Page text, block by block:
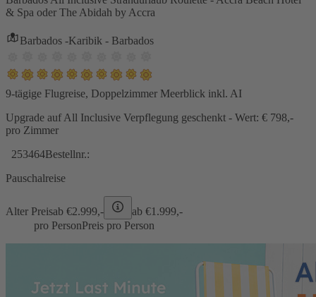
& Spa oder The Abidah by Accra
Barbados -Karibik - Barbados
9-tägige Flugreise, Doppelzimmer Meerblick inkl. AI
Upgrade auf All Inclusive Verpflegung geschenkt - Wert: € 798,-
pro Zimmer
253464Bestellnr.:
Pauschalreise
Alter Preisab €2.999,- ab €1.999,-
pro PersonPreis pro Person